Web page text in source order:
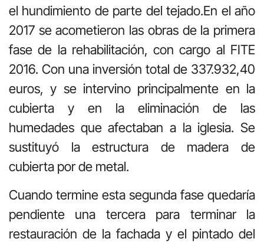
el hundimiento de parte del tejado.En el año
2017 se acometieron las obras de la primera
fase de la rehabilitación, con cargo al FITE
2016. Con una inversión total de 337.932,40
euros, y se intervino principalmente en la
cubierta y en la eliminación de las
humedades que afectaban a la iglesia. Se
sustituyó la estructura de madera de
cubierta por de metal.
Cuando termine esta segunda fase quedaría
pendiente una tercera para terminar la
restauración de la fachada y el pintado del